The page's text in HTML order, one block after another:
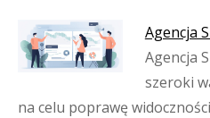
Agencja
Agencja
szeroki
na celu poprawę